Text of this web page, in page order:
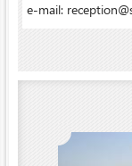
e-mail: